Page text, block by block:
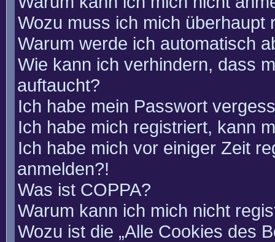
Wozu muss ich mich überhaupt
Warum werde ich automatisch
Wie kann ich verhindern, dass
auftaucht?
Ich habe mein Passwort
Ich habe mich registriert, kann
Ich habe mich vor einiger Zeit
anmelden?!
Was ist COPPA?
Warum kann ich mich nicht
Wozu ist die „Alle Cookies des